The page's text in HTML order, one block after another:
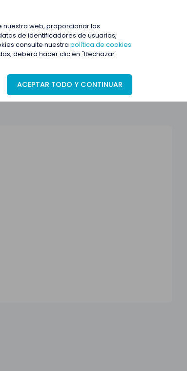
nuestra web, proporcionar las
de identificadores de usuarios,
consulte nuestra política de cookies
deberá hacer clic en "Rechazar
ACEPTAR TODO Y CONTINUAR